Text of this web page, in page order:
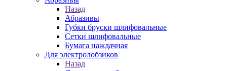
Назад
Абразивы
Губки бруски шлифовальные
Сетки шлифовальные
Бумага наждачная
Для электролобзиков
Назад